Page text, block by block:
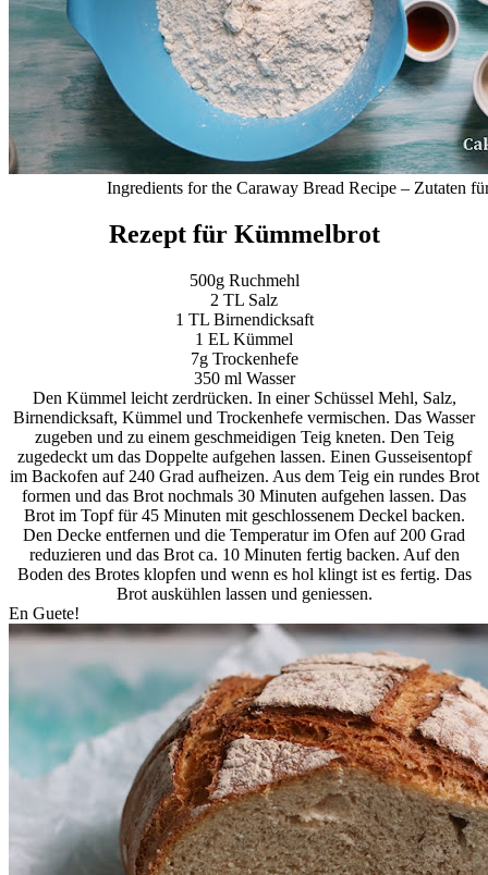
Ingredientsfor the Caraway Bread Recipe – Zutaten
Rezept für Kümmelbrot
500g Ruchmehl
2 TL Salz
1 TL Birnendicksaft
1 EL Kümmel
7g Trockenhefe
350 ml Wasser
Den Kümmel leicht zerdrücken. In einer Schüssel Mehl, Salz,
Birnendicksaft, Kümmel und Trockenhefe vermischen. Das Wasser
zugeben und zu einem geschmeidigen Teig kneten. Den Teig
zugedeckt um das Doppelte aufgehen lassen. Einen Gusseisentopf
im Backofen auf 240 Grad aufheizen. Aus dem Teig ein rundes Brot
formen und das Brot nochmals 30 Minuten aufgehen lassen. Das
Brot im Topf für 45 Minuten mit geschlossenem Deckel backen.
Den Decke entfernen und die Temperatur im Ofen auf 200 Grad
reduzieren und das Brot ca. 10 Minuten fertig backen. Auf den
Boden des Brotes klopfen und wenn es hol klingt ist es fertig. Das
Brot auskühlen lassen und geniessen.
En Guete!